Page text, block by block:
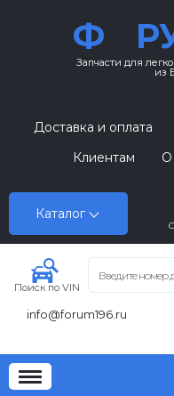
Ф
Запчасти для
из
Каталог
Доставка и оплата
Клиентам
О
Поиск по VIN
info@forum196.ru